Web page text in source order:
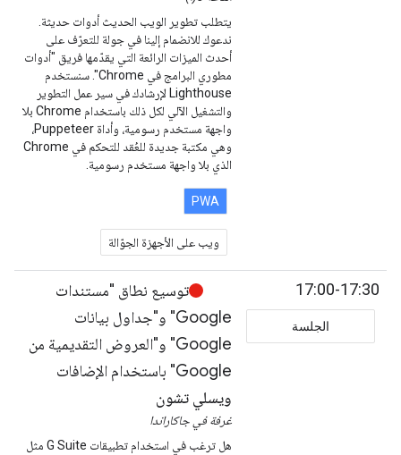
يتطلب تطوير الويب الحديث أدوات حديثة.
ندعوك للانضمام إلينا في جولة للتعرّف على
أحدث الميزات الرائعة التي يقدّمها فريق "أدوات
مطوري البرامج في Chrome". سنستخدم
Lighthouse لإرشادك في سير عمل التطوير
والتشغيل الآلي لكل ذلك باستخدام Chrome بلا
واجهة مستخدم رسومية، وأداة Puppeteer،
وهي مكتبة جديدة للعُقد للتحكم في Chrome
الذي بلا واجهة مستخدم رسومية.
PWA
ويب على الأجهزة الجوّالة
17:00-17:30
الجلسة
توسيع نطاق "مستندات
Google" و"جداول بيانات
Google" و"العروض التقديمية من
Google" باستخدام الإضافات
ويسلي تشون
غرفة في جاكاراندا
هل ترغب في استخدام تطبيقات G Suite مثل